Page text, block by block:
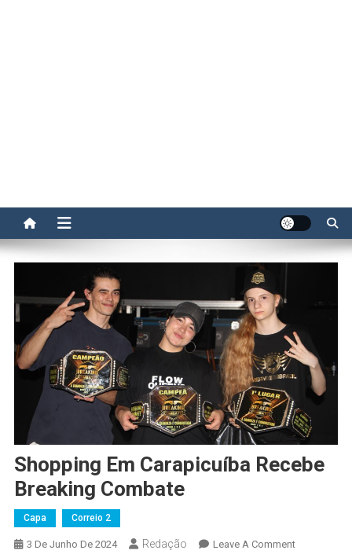
Shopping Em Carapicuíba Recebe
Breaking Combate
Capa Correio 2
3 De Junho De 2024 Redação Leave A CommentOn